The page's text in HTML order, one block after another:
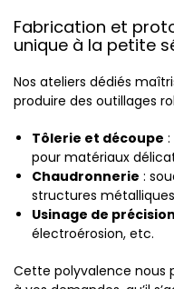
Fabrication et
unique à la petite
Nos ateliers dédiés
produire des outillages
Tôlerie et découpe
pour matériaux
Chaudronnerie :
structures métalliques
Usinage de précision
électroérosion, etc.
Cette polyvalence